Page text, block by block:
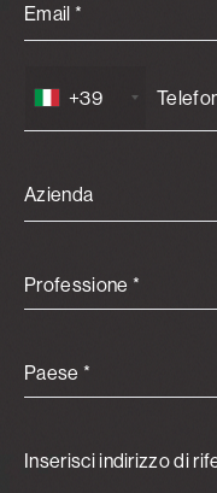
Email *
+39
Azienda
Professione *
Paese *